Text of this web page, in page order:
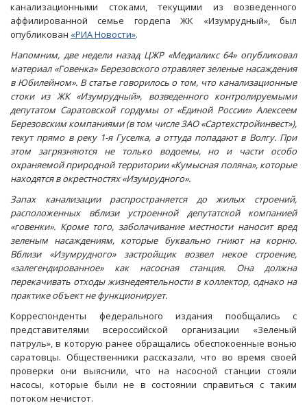
канализационными стоками, текущими из возведенного
аффилированной семье гордепа ЖК «Изумрудный», был
опубликован «РИА Новости».
Напомним, две недели назад ЦЖР «Медиаликс 64» опубликовал
материал «Говенка» Березовского отравляет зеленые насаждения
в Юбилейном». В статье говорилось о том, что канализационные
стоки из ЖК «Изумрудный», возведенного контролируемыми
депутатом Саратовской гордумы от «Единой России» Алексеем
Березовским компаниями (в том числе ЗАО «Сартехстройинвест»),
текут прямо в реку 1-я Гуселка, а оттуда попадают в Волгу. При
этом загрязняются не только водоемы, но и части особо
охраняемой природной территории «Кумысная поляна», которые
находятся в окрестностях «Изумрудного».
Запах канализации распространяется до жилых строений,
расположенных вблизи устроенной депутатской компанией
«говенки». Кроме того, заболачивание местности наносит вред
зеленым насаждениям, которые буквально гниют на корню.
Вблизи «Изумрудного» застройщик возвел некое строение,
«залегендированное» как насосная станция. Она должна
перекачивать отходы жизнедеятельности в коллектор, однако на
практике объект не функционирует.
Корреспонденты федерального издания пообщались с
представителями всероссийской организации «Зеленый
патруль», в которую ранее обращались обеспокоенные вонью
саратовцы. Общественники рассказали, что во время своей
проверки они выяснили, что на насосной станции стояли
насосы, которые были не в состоянии справиться с таким
потоком нечистот.